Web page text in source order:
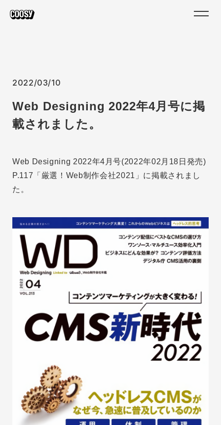
2022/03/10
Web Designing 2022年4月号に掲
載されました。
Web Designing 2022年4月号(2022年02月18日発売)
P.117「厳選！Web制作会社2021」に掲載されまし
た。